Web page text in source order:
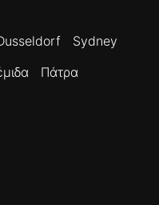
Sydney
Πάτρα